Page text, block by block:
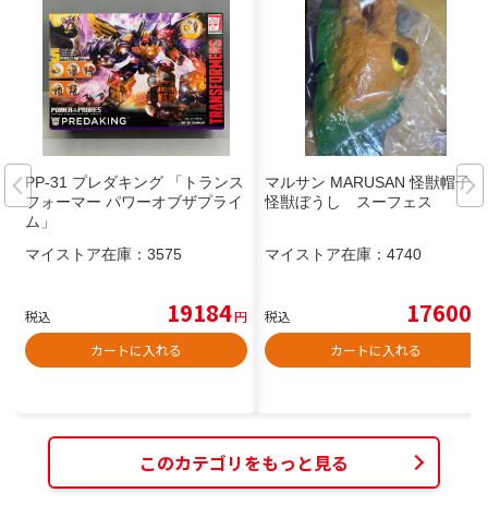
PP-31 プレダキング 「トランス
フォーマー パワーオブザプライ
ム」
マイストア在庫： 3575
税込 19184円
カートに入れる
マルサン MARUSAN 怪獣帽子
怪獣ぼうし スーフェス
マイストア在庫： 4740
税込 17600
カートに入れる
このカテゴリをもっと見る